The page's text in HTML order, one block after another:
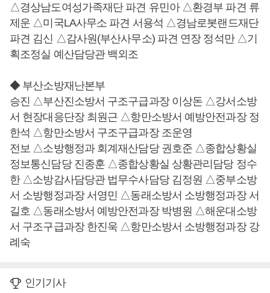
△경상남도여성가족재단 파견 유민아 △환경부 파견 류
제운 △미국LA사무소 파견 서용석 △경남로봇랜드재단
파견 김신 △감사원(부산사무소) 파견 연장 정석만 △기
획조정실 예산담당관 백외조
◆ 부산소방재난본부
승진 △부산진소방서 구조구급과장 이상돈 △강서소방
서 현장대응단장 최원근 △항만소방서 예방안전과장 정
한석 △항만소방서 구조구급과장 조운영
전보 △소방행정과 회계재산담당 권호준 △종합상황실
정보통신담당 진종훈 △종합상황실 상황관리담당 정수
한 △소방감사담당관 법무수사담당 김정원 △중부소방
서 소방행정과장 서영민 △동래소방서 소방행정과장 서
길호 △동래소방서 예방안전과장 박병원 △해운대소방
서 구조구급과장 한진욱 △항만소방서 소방행정과장 강
례숙
인기기사